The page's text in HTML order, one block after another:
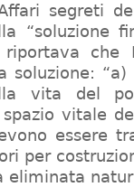
segreti
“soluzione
che
soluzione:
vita del
vitale
essere
per
eliminata